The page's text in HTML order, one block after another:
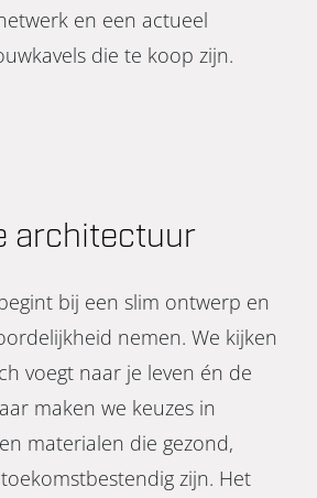
en een actueel
die te koop zijn.
architectuur
bij een slim ontwerp en
nemen. We kijken
voegt naar je leven én de
maken we keuzes in
materialen die gezond,
zijn. Het